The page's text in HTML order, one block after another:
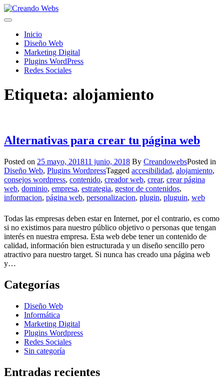
Skip
to
Inicio
Diseño Web
Marketing Digital
Plugins WordPress
Redes Sociales
Etiqueta: alojamiento
Alternativas para crear tu página web
Posted on 25 mayo, 201811 junio, 2018 By CreandowebsPosted in
Diseño Web, Plugins WordpressTagged accesibilidad, alojamiento,
consejos wordpress, contenido, creador web, crear, crear página
web, dominio, empresa, estrategia, gestor de contenidos,
informacion, página web, personalizacion, plugin, pluguin, web
Todas las empresas deben estar en Internet, por el contrario, es como
si no existimos para nuestro público objetivo o personas que tengan
interés en nuestra empresa. Esta web debe tener un contenido de
calidad, información bien estructurada y un diseño sencillo pero
atractivo para nuestro target. Si nunca has creado una página web
y…
Categorías
Diseño Web
Informática
Marketing Digital
Plugins Wordpress
Redes Sociales
Sin categoría
Entradas recientes